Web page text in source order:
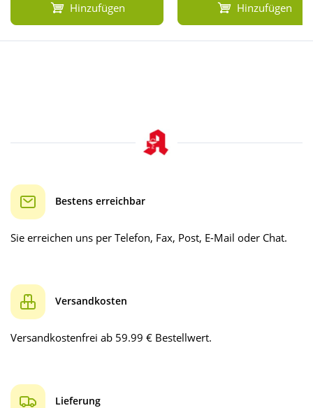
Hinzufügen Hinzufügen
Bestens erreichbar
Sie erreichen uns per Telefon, Fax, Post, E-Mail oder Chat.
Versandkosten
Versandkostenfrei ab 59.99 € Bestellwert.
Lieferung